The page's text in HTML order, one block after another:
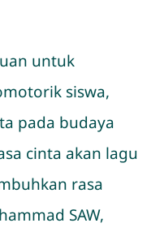
untuk
siswa,
pada budaya
cinta akan lagu
rasa
SAW,